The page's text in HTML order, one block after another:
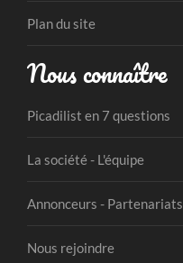
Plan du site
Nous connaître
Picadilist en 7 questions
La société - L'équipe
Annonceurs - Partenariats
Nous rejoindre